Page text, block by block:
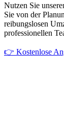
Nutzen Sie
Sie von der
reibungslosen
professionellen
👉 Kostenlose